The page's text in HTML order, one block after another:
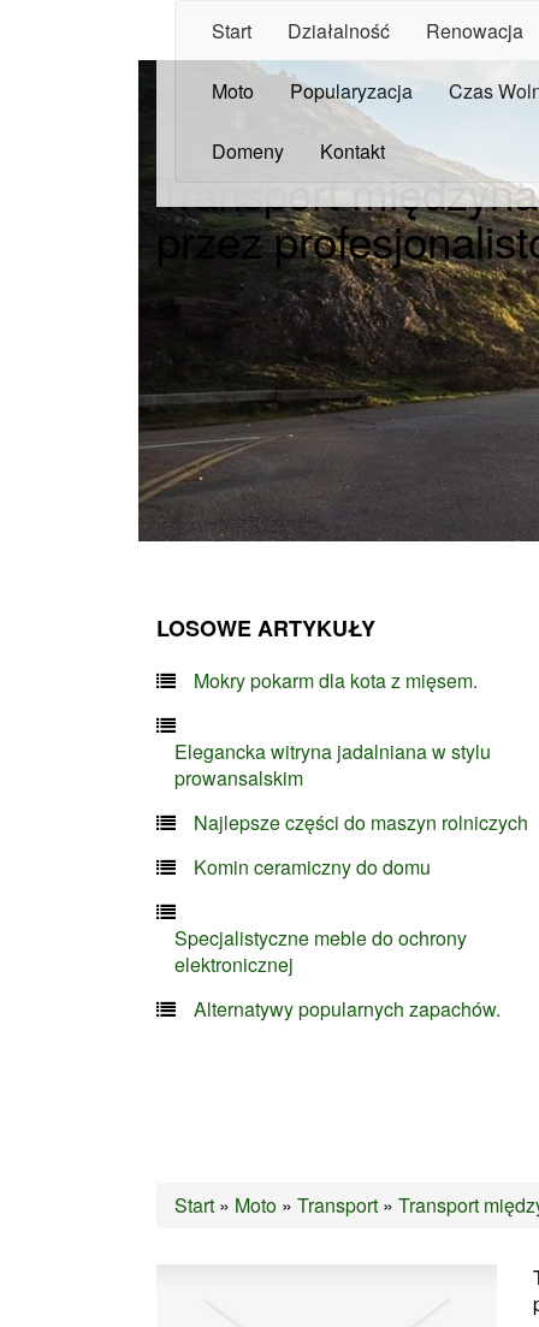
Start Działalność Renowacja
Moto Popularyzacja Czas
Domeny Kontakt
Transport
przez
LOSOWE ARTYKUŁY
Mokry pokarm dla kota z mięsem.
Elegancka witryna jadalniana w stylu
prowansalskim
Najlepsze części do maszyn rolniczych
Komin ceramiczny do domu
Specjalistyczne meble do ochrony
elektronicznej
Alternatywy popularnych zapachów.
Start » Moto » Transport » Transport